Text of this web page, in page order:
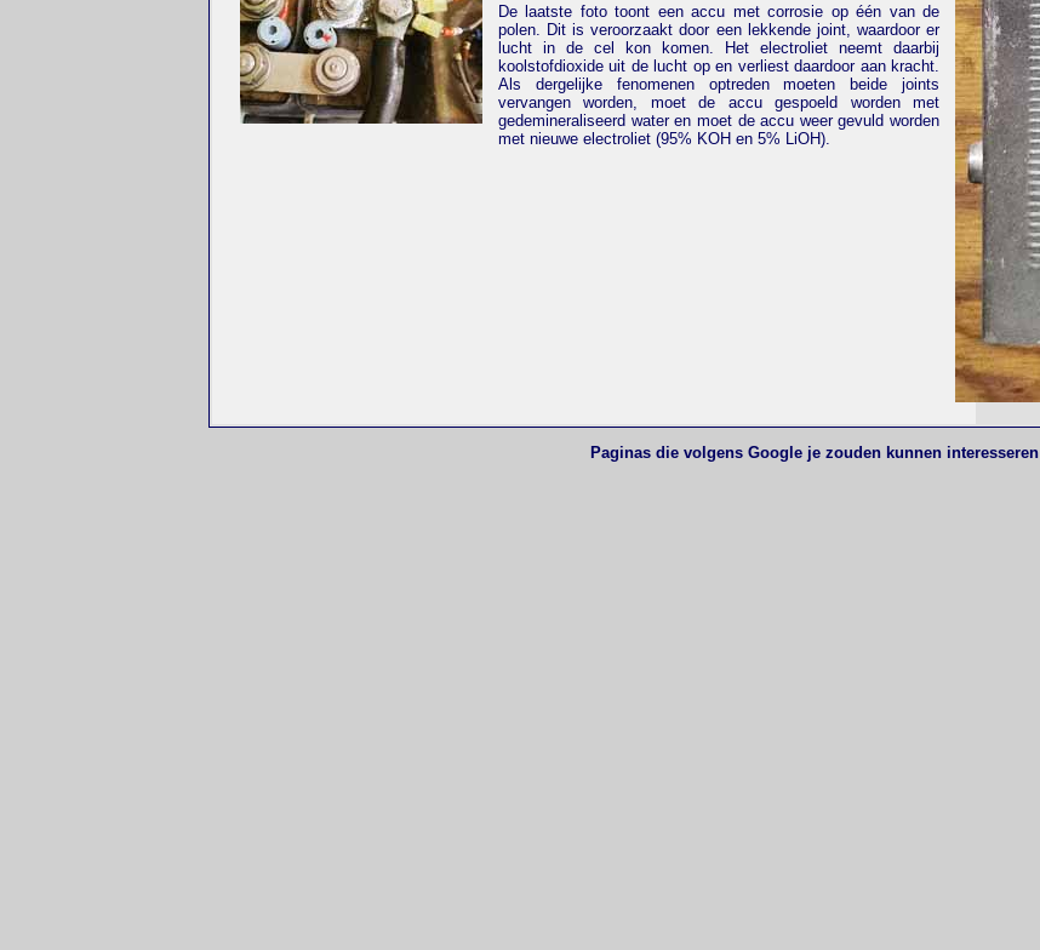
De laatste foto toont een accu met corrosie op één van de
polen. Dit is veroorzaakt door een lekkende joint, waardoor er
lucht in de cel kon komen. Het electroliet neemt daarbij
koolstofdioxide uit de lucht op en verliest daardoor aan kracht.
Als dergelijke fenomenen optreden moeten beide joints
vervangen worden, moet de accu gespoeld worden met
gedemineraliseerd water en moet de accu weer gevuld worden
met nieuwe electroliet (95% KOH en 5% LiOH).
Paginas die volgens Google je zouden kunnen interesseren